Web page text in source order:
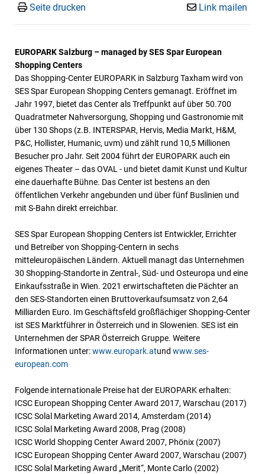
Seite drucken Link mailen
EUROPARK Salzburg – managed by SES Spar European
Shopping Centers
Das Shopping-Center EUROPARK in Salzburg Taxham wird von
SES Spar European Shopping Centers gemanagt. Eröffnet im
Jahr 1997, bietet das Center als Treffpunkt auf über 50.700
Quadratmeter Nahversorgung, Shopping und Gastronomie mit
über 130 Shops (z.B. INTERSPAR, Hervis, Media Markt, H&M,
P&C, Hollister, Humanic, uvm) und zählt rund 10,5 Millionen
Besucher pro Jahr. Seit 2004 führt der EUROPARK auch ein
eigenes Theater – das OVAL - und bietet damit Kunst und Kultur
eine dauerhafte Bühne. Das Center ist bestens an den
öffentlichen Verkehr angebunden und über fünf Buslinien und
mit S-Bahn direkt erreichbar.
SES Spar European Shopping Centers ist Entwickler, Errichter
und Betreiber von Shopping-Centern in sechs
mitteleuropäischen Ländern. Aktuell managt das Unternehmen
30 Shopping-Standorte in Zentral-, Süd- und Osteuropa und eine
Einkaufsstraße in Wien. 2021 erwirtschafteten die Pächter an
den SES-Standorten einen Bruttoverkaufsumsatz von 2,64
Milliarden Euro. Im Geschäftsfeld großflächiger Shopping-Center
ist SES Marktführer in Österreich und in Slowenien. SES ist ein
Unternehmen der SPAR Österreich Gruppe. Weitere
Informationen unter:www.europark.atund www.ses-
european.com
Folgende internationale Preise hat der EUROPARK erhalten:
ICSC European Shopping Center Award 2017, Warschau (2017)
ICSC Solal Marketing Award 2014, Amsterdam (2014)
ICSC Solal Marketing Award 2008, Prag (2008)
ICSC World Shopping Center Award 2007, Phönix (2007)
ICSC European Shopping Center Award 2007, Warschau (2007)
ICSC Solal Marketing Award „Merit“, Monte Carlo (2002)